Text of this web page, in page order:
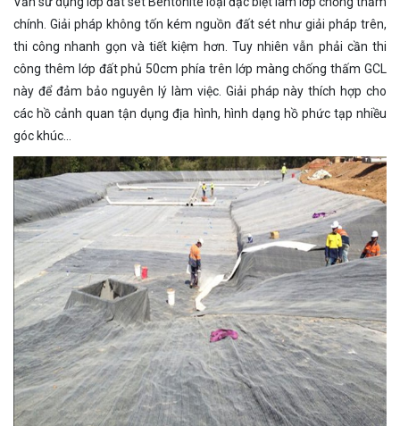
chính. Giải pháp không tốn kém nguồn đất sét như giải pháp trên,
thi công nhanh gọn và tiết kiệm hơn. Tuy nhiên vẫn phải cần thi
công thêm lớp đất phủ 50cm phía trên lớp màng chống thấm GCL
này để đảm bảo nguyên lý làm việc. Giải pháp này thích hợp cho
các hồ cảnh quan tận dụng địa hình, hình dạng hồ phức tạp nhiều
góc khúc…